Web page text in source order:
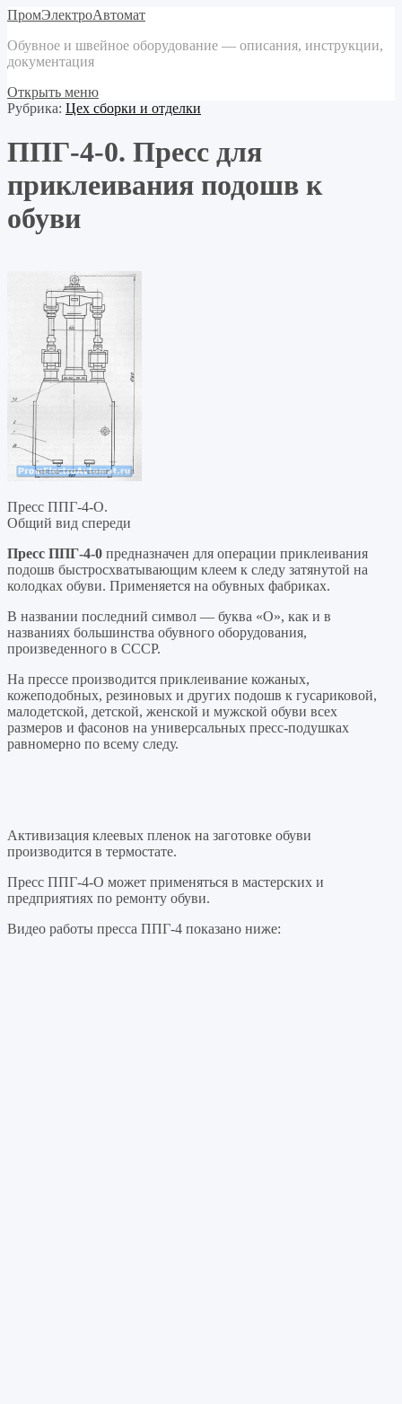
ПромЭлектроАвтомат
Обувное и швейное оборудование — описания, инструкции,
документация
Открыть меню
Рубрика: Цех сборки и отделки
ППГ-4-0. Пресс для
приклеивания подошв к
обуви
Пресс ППГ-4-О.
Общий вид спереди
Пресс ППГ-4-0 предназначен для операции приклеивания
подошв быстросхватывающим клеем к следу затянутой на
колодках обуви. Применяется на обувных фабриках.
В названии последний символ — буква «О», как и в
названиях большинства обувного оборудования,
произведенного в СССР.
На прессе производится приклеивание кожаных,
кожеподобных, резиновых и других подошв к гусариковой,
малодетской, детской, женской и мужской обуви всех
размеров и фасонов на универсальных пресс-подушках
равномерно по всему следу.
Активизация клеевых пленок на заготовке обуви
производится в термостате.
Пресс ППГ-4-О может применяться в мастерских и
предприятиях по ремонту обуви.
Видео работы пресса ППГ-4 показано ниже: